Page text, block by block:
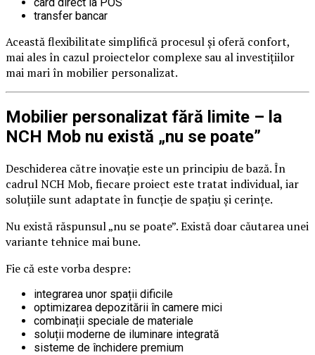
transfer bancar
Această flexibilitate simplifică procesul și oferă confort,
mai ales în cazul proiectelor complexe sau al investițiilor
mai mari în mobilier personalizat.
Mobilier personalizat fără limite – la
NCH Mob nu există „nu se poate”
Deschiderea către inovație este un principiu de bază. În
cadrul NCH Mob, fiecare proiect este tratat individual, iar
soluțiile sunt adaptate în funcție de spațiu și cerințe.
Nu există răspunsul „nu se poate”. Există doar căutarea unei
variante tehnice mai bune.
Fie că este vorba despre:
integrarea unor spații dificile
optimizarea depozitării în camere mici
combinații speciale de materiale
soluții moderne de iluminare integrată
sisteme de închidere premium